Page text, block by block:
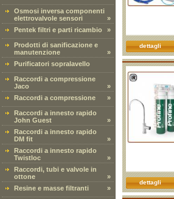
Osmosi inversa componenti
elettrovalvole sensori
»
Pentek filtri e parti ricambio
»
Prodotti di sanificazione e
manutenzione
»
Purificatori sopralavello
Raccordi a compressione
Jaco
»
Raccordi a compressione
»
Raccordi a innesto rapido
John Guest
»
Raccordi a innesto rapido
DM fit
»
Raccordi a innesto rapido
Twistloc
»
Raccordi, tubi e valvole in
ottone
»
Resine e masse filtranti
»
dettagli
dettagli